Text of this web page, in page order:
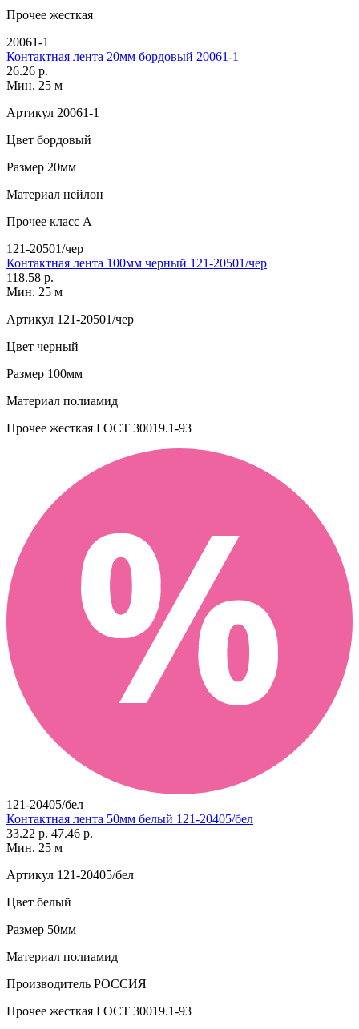
Прочее жесткая
20061-1
Контактная лента 20мм бордовый 20061-1
26.26 р.
Мин. 25 м
Артикул 20061-1
Цвет бордовый
Размер 20мм
Материал нейлон
Прочее класс А
121-20501/чер
Контактная лента 100мм черный 121-20501/чер
118.58 р.
Мин. 25 м
Артикул 121-20501/чер
Цвет черный
Размер 100мм
Материал полиамид
Прочее жесткая ГОСТ 30019.1-93
121-20405/бел
Контактная лента 50мм белый 121-20405/бел
33.22 р. 47.46 р.
Мин. 25 м
Артикул 121-20405/бел
Цвет белый
Размер 50мм
Материал полиамид
Производитель РОССИЯ
Прочее жесткая ГОСТ 30019.1-93